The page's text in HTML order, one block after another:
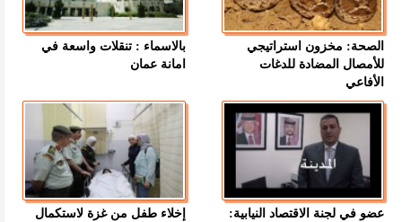
الصحة: مخزون استراتيجي
للأمصال المضادة للدغات
الأفاعي
بالاسماء : تنقلات واسعة في
امانة عمان
عضو في لجنة الاقتصاد النيابية:
إخلاء طفل من غزة لاستكمال